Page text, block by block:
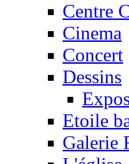
Centre
Cinema
Concert
Dessins
Etoile
Galerie